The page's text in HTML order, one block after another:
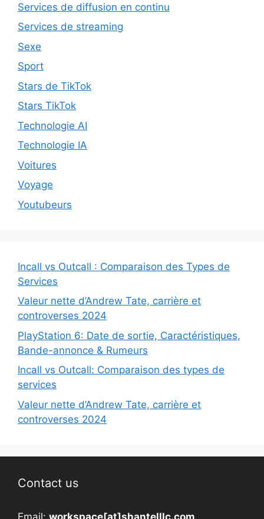
Services de diffusion en continu
Services de streaming
Sexe
Sport
Stars de TikTok
Stars TikTok
Technologie AI
Technologie IA
Voitures
Voyage
Youtubeurs
Incall vs Outcall : Comparaison des Types de
Services
Valeur nette d’Andrew Tate, carrière et
controverses 2024
PlayStation 6: Date de sortie, Caractéristiques,
Bande-annonce & Rumeurs
Incall vs Outcall: Comparaison des types de
services
Valeur nette d’Andrew Tate, carrière et
controverses 2024
Contact us
Email: workspace[at]shantelllc.com